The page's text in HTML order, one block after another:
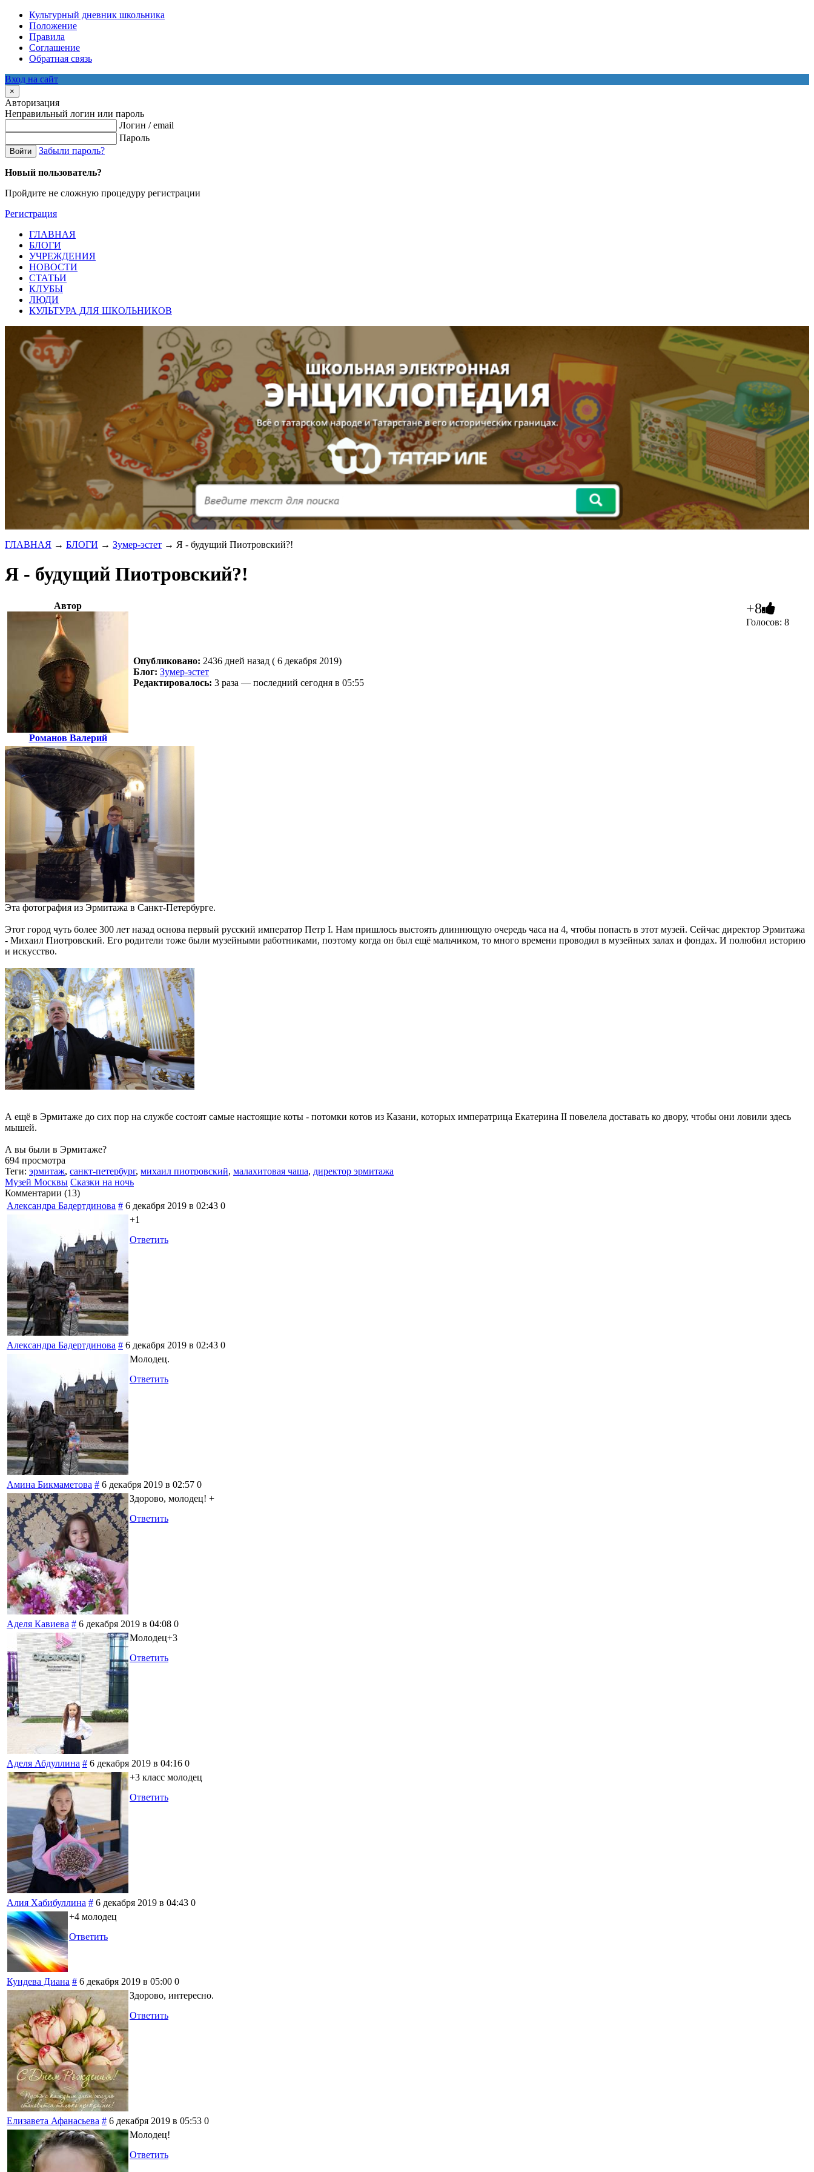
Культурный дневник школьника
Положение
Правила
Соглашение
Обратная связь
Вход на сайт
×
Авторизация
Неправильный логин или пароль
Логин / email
Пароль
Войти Забыли пароль?
Новый пользователь?
Пройдите не сложную процедуру регистрации
Регистрация
ГЛАВНАЯ
БЛОГИ
УЧРЕЖДЕНИЯ
НОВОСТИ
СТАТЬИ
КЛУБЫ
ЛЮДИ
КУЛЬТУРА ДЛЯ ШКОЛЬНИКОВ
ГЛАВНАЯ → БЛОГИ → Зумер-эстет → Я - будущий Пиотровский?!
Я - будущий Пиотровский?!
Автор
Романов Валерий
Опубликовано: 2436 дней назад ( 6 декабря 2019)
Блог: Зумер-эстет
Редактировалось: 3 раза — последний сегодня в 05:55
+8
Голосов: 8
Эта фотография из Эрмитажа в Санкт-Петербурге.
Этот город чуть более 300 лет назад основа первый русский император Петр I. Нам пришлось выстоять длиннющую очередь часа на 4, чтобы попасть в этот музей. Сейчас директор Эрмитажа
- Михаил Пиотровский. Его родители тоже были музейными работниками, поэтому когда он был ещё мальчиком, то много времени проводил в музейных залах и фондах. И полюбил историю
и искусство.
А ещё в Эрмитаже до сих пор на службе состоят самые настоящие коты - потомки котов из Казани, которых императрица Екатерина II повелела доставать ко двору, чтобы они ловили здесь
мышей.
А вы были в Эрмитаже?
694 просмотра
Теги: эрмитаж, санкт-петербург, михаил пиотровский, малахитовая чаша, директор эрмитажа
Музей Москвы Сказки на ночь
Комментарии (13)
Александра Бадертдинова # 6 декабря 2019 в 02:43 0
+1
Ответить
Александра Бадертдинова # 6 декабря 2019 в 02:43 0
Молодец.
Ответить
Амина Бикмаметова # 6 декабря 2019 в 02:57 0
Здорово, молодец! +
Ответить
Аделя Кавиева # 6 декабря 2019 в 04:08 0
Молодец+3
Ответить
Аделя Абдуллина # 6 декабря 2019 в 04:16 0
+3 класс молодец
Ответить
Алия Хабибуллина # 6 декабря 2019 в 04:43 0
+4 молодец
Ответить
Кундева Диана # 6 декабря 2019 в 05:00 0
Здорово, интересно.
Ответить
Елизавета Афанасьева # 6 декабря 2019 в 05:53 0
Молодец!
Ответить